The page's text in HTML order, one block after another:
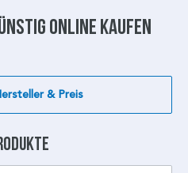
online kaufen
& Preis